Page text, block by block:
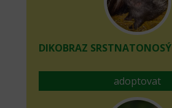
DIKOBRAZ SRSTNATONOSÝ
adoptovat